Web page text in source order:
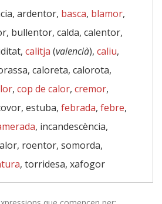
ardentor, basca, blamor,
bullentor, calda, calentor,
calitja (valencià), caliu,
caloreta, calorota,
, cop de calor, cremor,
estuba, febrada, febre,
, incandescència,
roentor, somorda,
, torridesa, xafogor